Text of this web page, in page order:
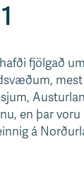
fjölgað
en þar voru
á